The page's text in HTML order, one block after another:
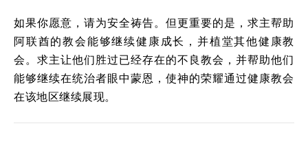
如果你愿意，请为安全祷告。但更重要的是，求主帮助
阿联酋的教会能够继续健康成长，并植堂其他健康教
会。求主让他们胜过已经存在的不良教会，并帮助他们
能够继续在统治者眼中蒙恩，使神的荣耀通过健康教会
在该地区继续展现。